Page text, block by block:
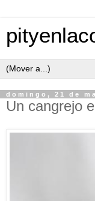
domingo, 21 de
Un cangrejo